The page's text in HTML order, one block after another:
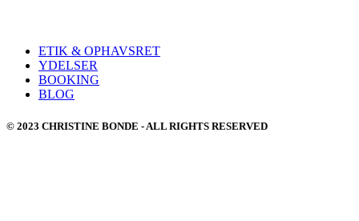
ETIK & OPHAVSRET
YDELSER
BOOKING
BLOG
© 2023 CHRISTINE BONDE - ALL RIGHTS RESERVED